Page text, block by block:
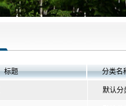
标题 分类名
默认分